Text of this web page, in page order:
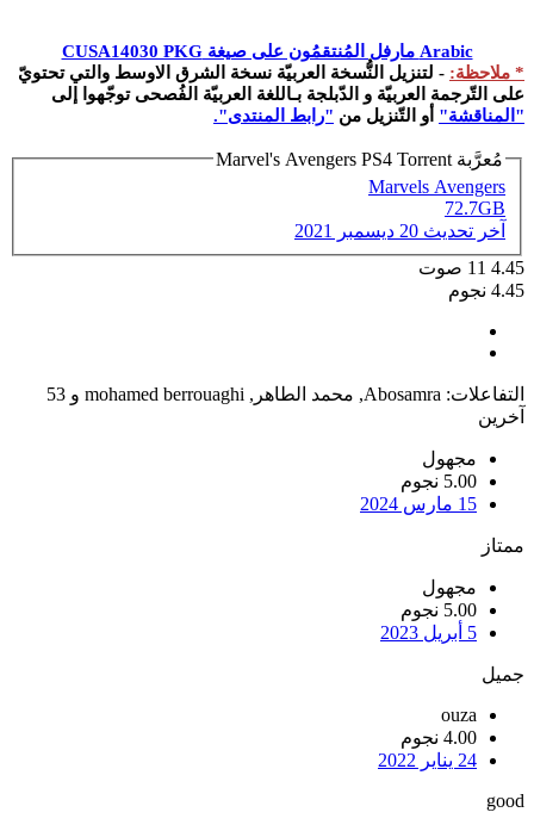
Arabic مارفل المُنتقمُون على صيغة CUSA14030 PKG
* ملاحظة: - لتنزيل النُّسخة العربيّة نسخة الشرق الاوسط والتي تحتويّ
على التّرجمة العربيّة و الدّبلجة بـاللغة العربيّة الفُصحى توجّهوا إلى
"المناقشة" أو التّنزيل من "رابط المنتدى".
مُعرَّبة Marvel's Avengers PS4 Torrent
Marvels Avengers
72.7GB
آخر تحديث 20 ديسمبر 2021
4.45
11 صوت
4.45 نجوم
التفاعلات: Abosamra
, محمد الطاهر ,
mohamed berrouaghi
و 53
آخرين
مجهول
5.00 نجوم
15 مارس 2024
ممتاز
مجهول
5.00 نجوم
5 أبريل 2023
جميل
ouza
4.00 نجوم
24 يناير 2022
good